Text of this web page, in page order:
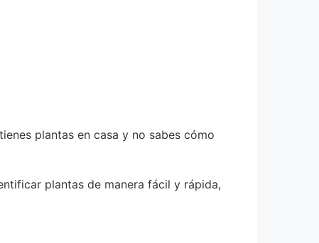
plantas en casa y no sabes cómo
plantas de manera fácil y rápida,